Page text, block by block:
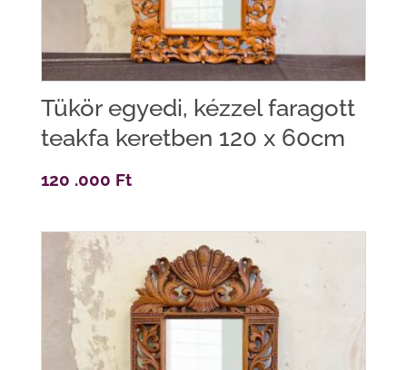
Tükör egyedi, kézzel faragott
teakfa keretben 120 x 60cm
120 .000 Ft